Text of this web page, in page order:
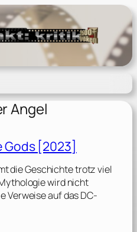
Angel
Gods [2023]
die Geschichte trotz viel
wird nicht
Verweise auf das DC-